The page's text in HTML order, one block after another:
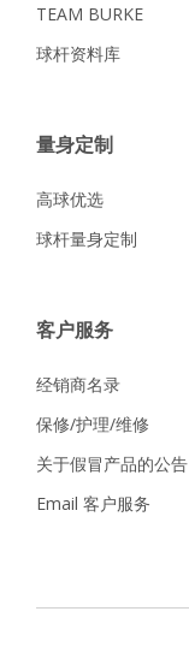
TEAM BURKE
球杆资料库
量身定制
高球优选
球杆量身定制
客户服务
经销商名录
保修/护理/维修
关于假冒产品的公告
Email 客户服务